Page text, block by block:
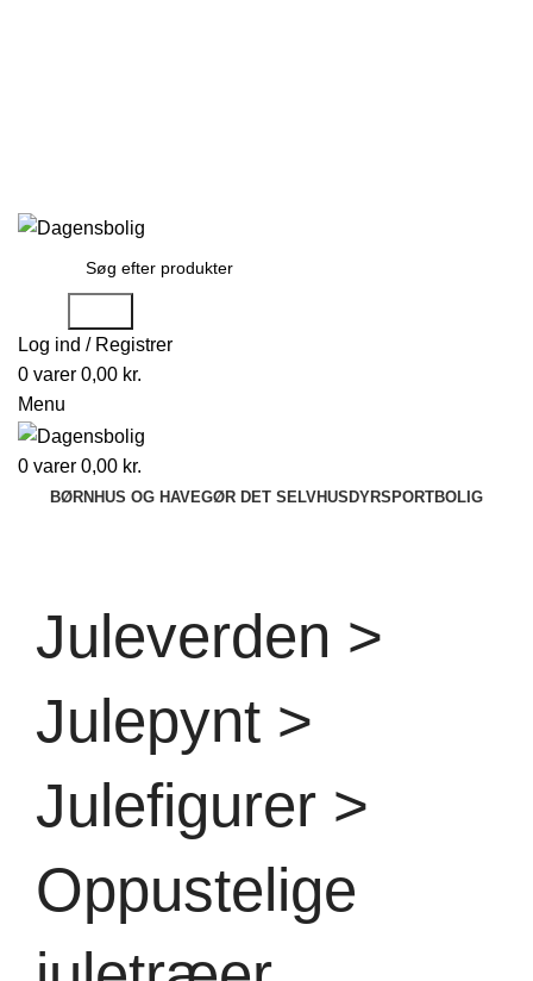
Log ind / Registrer
0 varer 0,00 kr.
Menu
0 varer 0,00 kr.
BØRNHUS OG HAVEGØR DET SELVHUSDYRSPORTBOLIG
Juleverden >
Julepynt >
Julefigurer >
Oppustelige